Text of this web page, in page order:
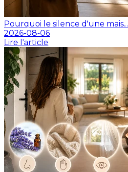
Pourquoi le silence d'une mais...
2026-08-06
Lire l'article